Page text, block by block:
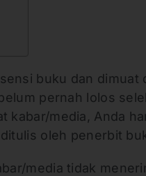
buku dan dimuat
pernah lolos
kabar/media, Anda
oleh penerbit
media tidak